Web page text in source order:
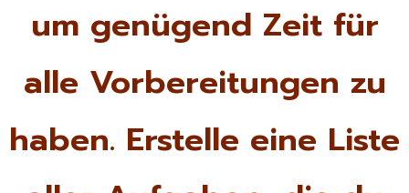
um genügend Zeit für
alle Vorbereitungen zu
haben. Erstelle eine Liste